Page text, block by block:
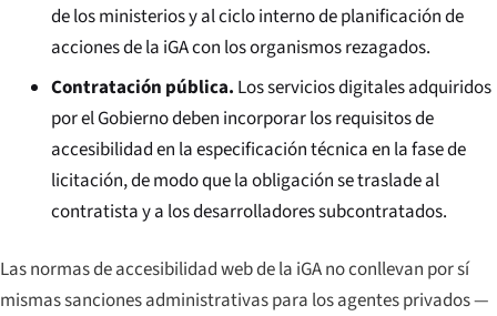
de los ministerios y al ciclo interno de planificación de
acciones de la iGA con los organismos rezagados.
Contratación pública. Los servicios digitales adquiridos
por el Gobierno deben incorporar los requisitos de
accesibilidad en la especificación técnica en la fase de
licitación, de modo que la obligación se traslade al
contratista y a los desarrolladores subcontratados.
Las normas de accesibilidad web de la iGA no conllevan por sí
mismas sanciones administrativas para los agentes privados —